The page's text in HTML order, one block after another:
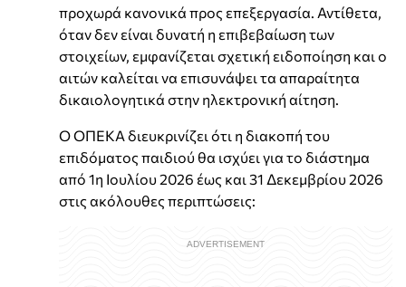
προχωρά κανονικά προς επεξεργασία. Αντίθετα,
όταν δεν είναι δυνατή η επιβεβαίωση των
στοιχείων, εμφανίζεται σχετική ειδοποίηση και ο
αιτών καλείται να επισυνάψει τα απαραίτητα
δικαιολογητικά στην ηλεκτρονική αίτηση.
Ο ΟΠΕΚΑ διευκρινίζει ότι η διακοπή του
επιδόματος παιδιού θα ισχύει για το διάστημα
από 1η Ιουλίου 2026 έως και 31 Δεκεμβρίου 2026
στις ακόλουθες περιπτώσεις: